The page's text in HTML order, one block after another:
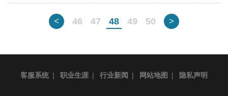
< 46 47 48 49 50 >
客服系统 | 职业生涯 | 行业新闻 | 网站地图 | 隐私声明